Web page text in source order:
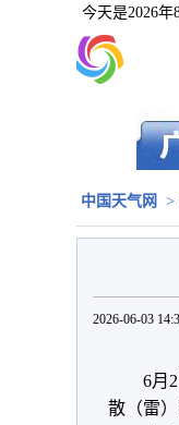
今天是2026年
中国天气网
>
2026-06-03
6月
散（雷